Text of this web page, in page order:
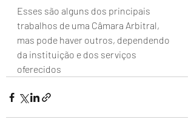
Esses são alguns dos principais
trabalhos de uma Câmara Arbitral,
mas pode haver outros, dependendo
da instituição e dos serviços
oferecidos